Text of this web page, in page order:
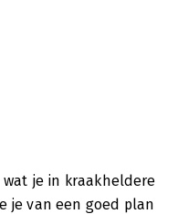
je in kraakheldere
je van een goed plan